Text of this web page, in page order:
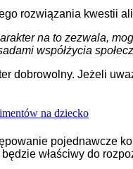
rozwiązania kwestii
na to zezwala,
współżycia
dobrowolny. Jeżeli
na dziecko
pojednawcze
właściwy do